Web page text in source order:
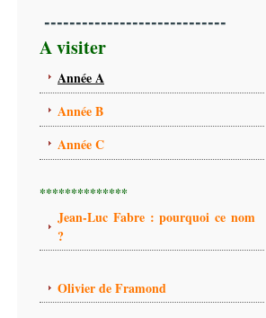
-----------------------------
A visiter
Année A
Année B
Année C
**************
Jean-Luc Fabre : pourquoi ce nom
?
Olivier de Framond